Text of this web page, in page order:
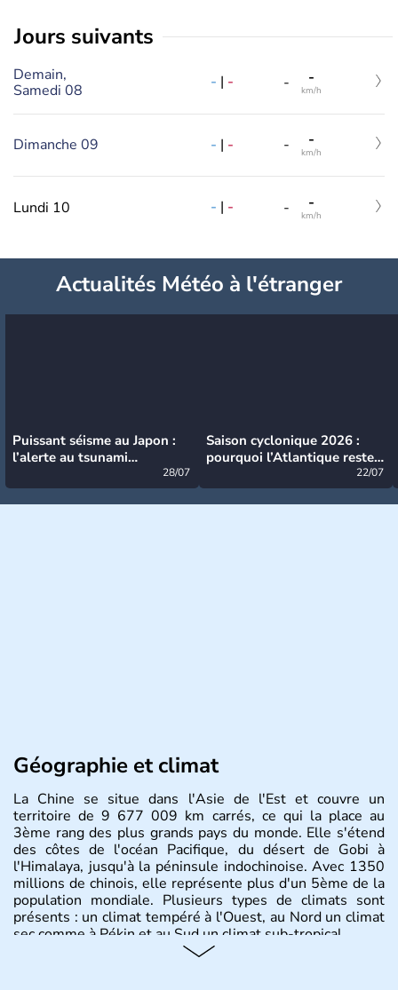
jours suivants
Demain,
Samedi 08
- | - - -
km/h
Dimanche 09 - | - - -
km/h
Lundi 10 - | - - -
km/h
Actualités Météo à l'étranger
Puissant séisme au Japon :
l’alerte au tsunami
28/07
Saison cyclonique 2026 :
pourquoi l’Atlantique reste
22/07
Géographie et climat
La Chine se situe dans l'Asie de l'Est et couvre un
territoire de 9 677 009 km carrés, ce qui la place au
3ème rang des plus grands pays du monde. Elle s'étend
des côtes de l'océan Pacifique, du désert de Gobi à
l'Himalaya, jusqu'à la péninsule indochinoise. Avec 1350
millions de chinois, elle représente plus d'un 5ème de la
population mondiale. Plusieurs types de climats sont
présents : un climat tempéré à l'Ouest, au Nord un climat
sec comme à Pékin et au Sud un climat sub-tropical.